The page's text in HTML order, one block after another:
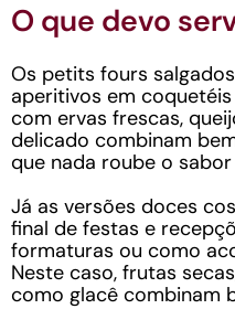
O que devo
Os petits fours
aperitivos em
com ervas frescas,
delicado combinam
que nada roube o
Já as versões doces
final de festas e
formaturas ou como
Neste caso, frutas
como glacê combinam